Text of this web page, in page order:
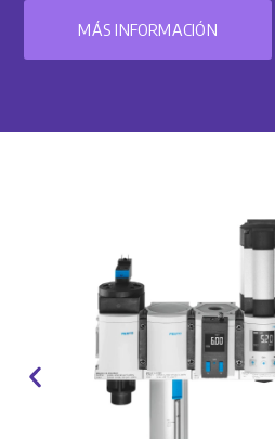
MÁS INFORMACIÓN